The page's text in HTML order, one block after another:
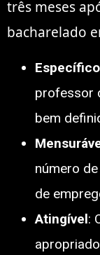
três meses
bacharelado
Específico
professor
bem
número
de
Atingível: